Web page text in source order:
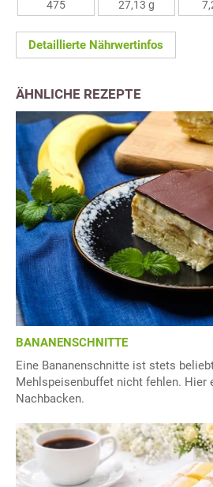
475 27,13 g
Detaillierte Nährwertinfos
ÄHNLICHE REZEPTE
BANANENSCHNITTE
Eine Bananenschnitte ist stets
Mehlspeisenbuffet nicht fehlen. Hier
Nachbacken.